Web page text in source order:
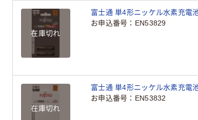
在庫切れ
富士通 単4形ニッケル水素充電
お申込番号
EN53829
在庫切れ
富士通 単4形ニッケル水素充電
お申込番号
EN53832